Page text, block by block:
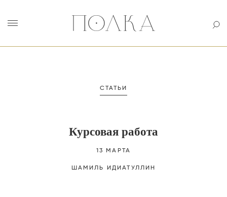
СТАТЬИ
Курсовая работа
13 МАРТА
ШАМИЛЬ ИДИАТУЛЛИН